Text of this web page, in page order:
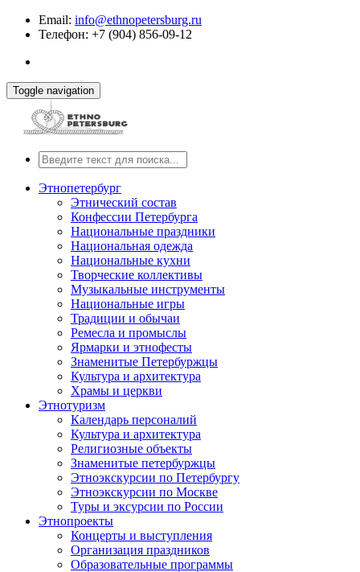
Email: info@ethnopetersburg.ru
Телефон: +7 (904) 856-09-12
Toggle navigation
Этнопетербург
Этнический состав
Конфессии Петербурга
Национальные праздники
Национальная одежда
Национальные кухни
Творческие коллективы
Музыкальные инструменты
Национальные игры
Традиции и обычаи
Ремесла и промыслы
Ярмарки и этнофесты
Знаменитые Петербуржцы
Культура и архитектура
Храмы и церкви
Этнотуризм
Календарь персоналий
Культура и архитектура
Религиозные объекты
Знаменитые петербуржцы
Этноэкскурсии по Петербургу
Этноэкскурсии по Москве
Туры и эксурсии по России
Этнопроекты
Концерты и выступления
Организация праздников
Образовательные программы